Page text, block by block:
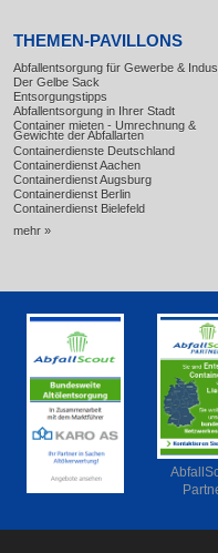
THEMEN-PAVILLONS
Abfallentsorgung für Gewerbe &
Der Gelbe Sack
Entsorgungstipps
Abfallentsorgung in Ihrer Stadt
Container mieten - Umrechnung &
Gewichte der Abfallarten
Containerdienste Deutschland
Containerdienst Aachen
Containerdienst Augsburg
Containerdienst Berlin
Containerdienst Bielefeld
mehr »